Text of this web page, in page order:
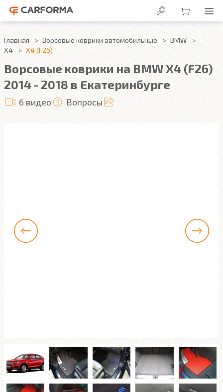
Главная Ворсовые коврики автомобильные
BMW
X4
X4 (F26)
Ворсовые коврики на BMW X4 (F26)
2014 - 2018 в Екатеринбурге
6 видео Вопросы